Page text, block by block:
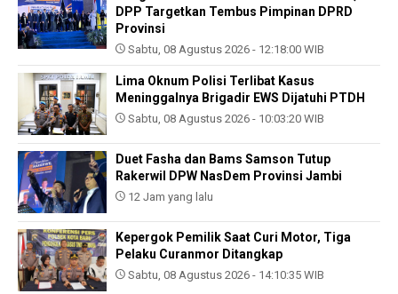
DPP Targetkan Tembus Pimpinan DPRD
Provinsi
Sabtu, 08 Agustus 2026 - 12:18:00 WIB
Lima Oknum Polisi Terlibat Kasus
Meninggalnya Brigadir EWS Dijatuhi PTDH
Sabtu, 08 Agustus 2026 - 10:03:20 WIB
Duet Fasha dan Bams Samson Tutup
Rakerwil DPW NasDem Provinsi Jambi
12 Jam yang lalu
Kepergok Pemilik Saat Curi Motor, Tiga
Pelaku Curanmor Ditangkap
Sabtu, 08 Agustus 2026 - 14:10:35 WIB